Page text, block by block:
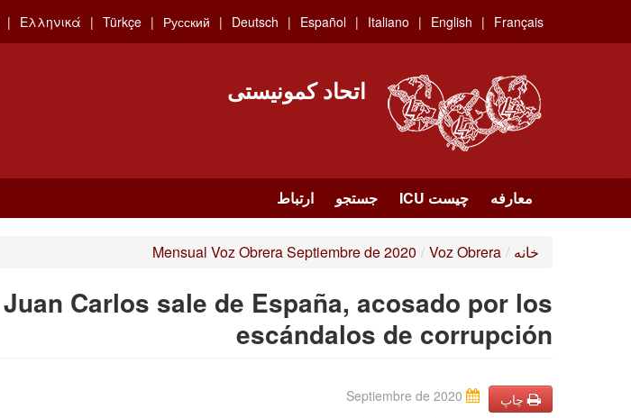
main
Français
English
Italiano
Español
Deutsch
Русский
Türkçe
Ελληνικά
اتحاد کمونیستی
معارفه چیست ICU جستجو ارتباط
خانه /
Voz Obrera
/
Mensual Voz Obrera Septiembre de 2020
Juan Carlos sale de España, acosado por los
escándalos de corrupción
چاپ